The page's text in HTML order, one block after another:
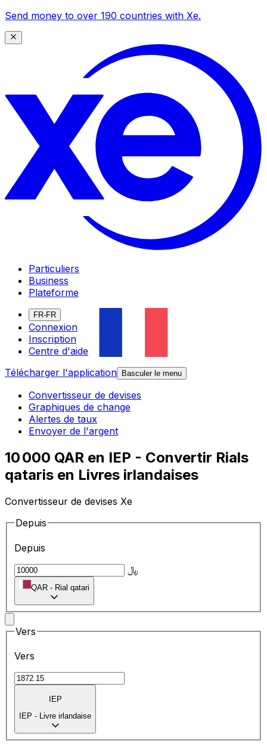
Send money to over 190 countries with Xe.
Particuliers
Business
Plateforme
FR-FR
Connexion
Inscription
Centre d'aide
Télécharger l'application
Basculer le menu
Convertisseur de devises
Graphiques de change
Alertes de taux
Envoyer de l'argent
10 000 QAR en IEP - Convertir Rials
qataris en Livres irlandaises
Convertisseur de devises Xe
Depuis
Depuis
﷼
QAR - Rial qatari
Vers
Vers
IEP
IEP - Livre irlandaise